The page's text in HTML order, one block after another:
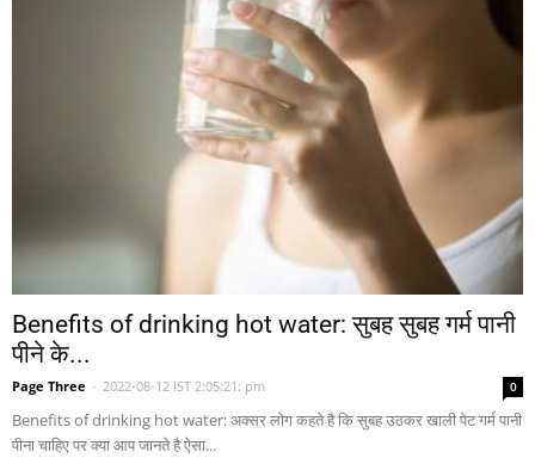
Benefits of drinking hot water: सुबह सुबह गर्म पानी
पीने के...
Page Three - 2022-08-12 IST 2:05:21: pm 0
Benefits of drinking hot water: अक्सर लोग कहते है कि सुबह उठकर खाली पेट गर्म पानी
पीना चाहिए पर क्या आप जानते है ऐसा...